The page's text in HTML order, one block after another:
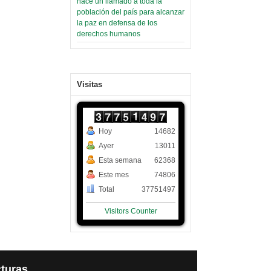
población del país para alcanzar
la paz en defensa de los
derechos humanos
Visitas
Hoy
Ayer
Esta semana
Este mes
Total
14682
13011
62368
74806
37751497
Visitors Counter